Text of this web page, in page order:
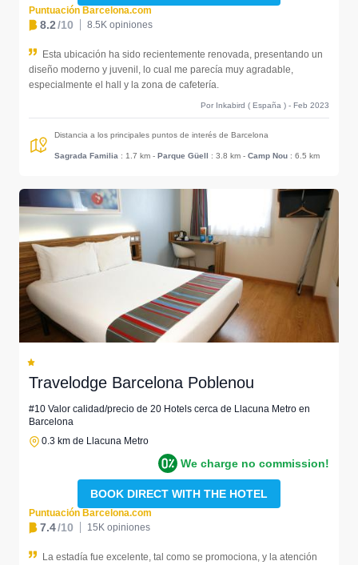
Puntuación Barcelona.com
8.2/10 8.5K opiniones
Esta ubicación ha sido recientemente renovada, presentando un
diseño moderno y juvenil, lo cual me parecía muy agradable,
especialmente el hall y la zona de cafetería.
Por Inkabird ( España ) - Feb 2023
Distancia a los principales puntos de interés de Barcelona
Sagrada Familia : 1.7 km - Parque Güell : 3.8 km - Camp Nou : 6.5 km
Travelodge Barcelona Poblenou
#10 Valor calidad/precio de 20 Hotels cerca de Llacuna Metro en
Barcelona
0.3 km de Llacuna Metro
We charge no commission!
BOOK DIRECT WITH THE HOTEL
Puntuación Barcelona.com
7.4/10 15K opiniones
La estadía fue excelente, tal como se promociona, y la atención